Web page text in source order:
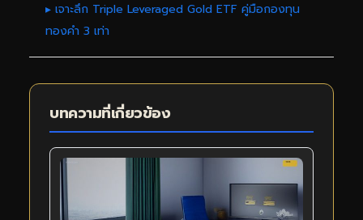
▸ เจาะลึก Triple Leveraged Gold ETF คู่มือกองทุน
ทองคำ 3 เท่า
บทความที่เกี่ยวข้อง